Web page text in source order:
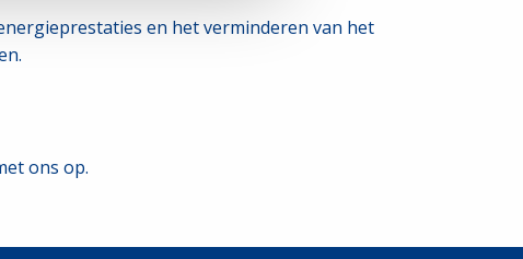
en het verminderen van het
ons op.